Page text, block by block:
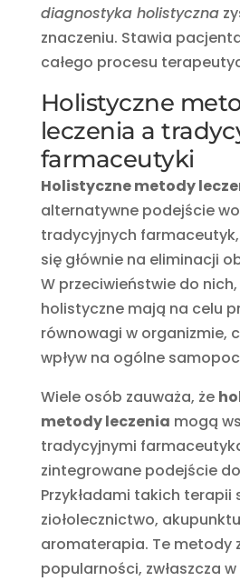
diagnostyka holistyczna
znaczeniu. Stawia
całego procesu
Holistyczne
leczenia a
farmaceutyki
Holistyczne metody
alternatywne podejście
tradycyjnych
się głównie na eliminacji
W przeciwieństwie do
holistyczne mają na celu
równowagi w organizmie,
wpływ na ogólne
Wiele osób zauważa, że
metody leczenia mogą
tradycyjnymi
zintegrowane podejście
Przykładami takich terapii
ziołolecznictwo,
aromaterapia. Te metody
popularności, zwłaszcza